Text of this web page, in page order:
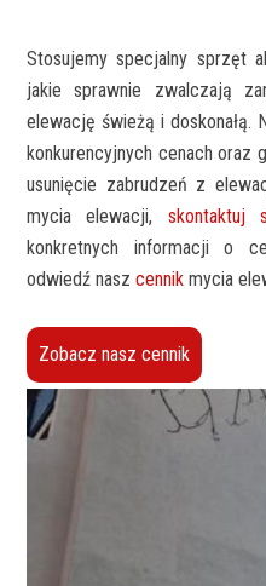
Stosujemy specjalny sprzęt
jakie sprawnie zwalczają
elewację świeżą i doskonałą.
konkurencyjnych cenach oraz
usunięcie zabrudzeń z
mycia elewacji, skontaktuj
konkretnych informacji o
odwiedź nasz cennik mycia
Zobacz nasz cennik